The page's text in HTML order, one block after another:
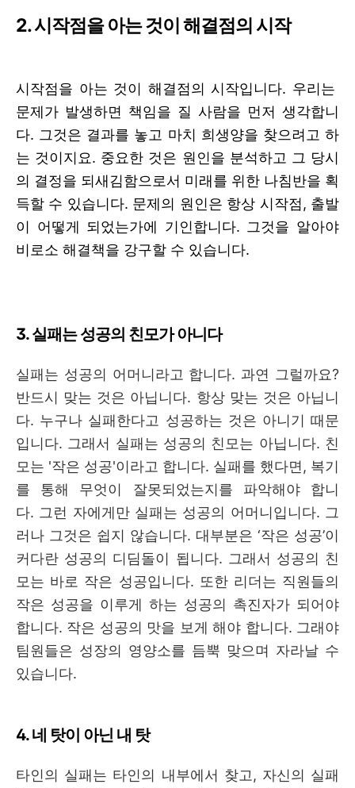
2.시작점을 아는 것이 해결점의 시작
시작점을 아는 것이 해결점의 시작입니다. 우리는
문제가 발생하면 책임을 질 사람을 먼저 생각합니
다. 그것은 결과를 놓고 마치 희생양을 찾으려고 하
는 것이지요. 중요한 것은 원인을 분석하고 그 당시
의 결정을 되새김함으로서 미래를 위한 나침반을 획
득할 수 있습니다. 문제의 원인은 항상 시작점, 출발
이 어떻게 되었는가에 기인합니다. 그것을 알아야
비로소 해결책을 강구할 수 있습니다.
3. 실패는 성공의 친모가 아니다
실패는 성공의 어머니라고 합니다. 과연 그럴까요?
반드시 맞는 것은 아닙니다. 항상 맞는 것은 아닙니
다. 누구나 실패한다고 성공하는 것은 아니기 때문
입니다. 그래서 실패는 성공의 친모는 아닙니다. 친
모는 '작은 성공'이라고 합니다. 실패를 했다면 , 복기
를 통해 무엇이 잘못되었는지를 파악해야 합니
다. 그런 자에게만 실패는 성공의 어머니입니다. 그
러나 그것은 쉽지 않습니다. 대부분은 ‘작은 성공’이
커다란 성공의 디딤돌이 됩니다. 그래서 성공의 친
모는 바로 작은 성공입니다. 또한 리더는 직원들의
작은 성공을 이루게 하는 성공의 촉진자가 되어야
합니다. 작은 성공의 맛을 보게 해야 합니다. 그래야
팀원들은 성장의 영양소를 듬뿍 맞으며 자라날 수
있습니다.
4. 네 탓이 아닌 내 탓
타인의 실패는 타인의 내부에서 찾고 , 자신의 실패